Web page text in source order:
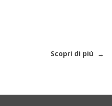
Scopri di più